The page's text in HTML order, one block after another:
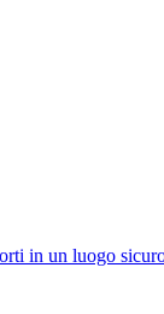
in un luogo